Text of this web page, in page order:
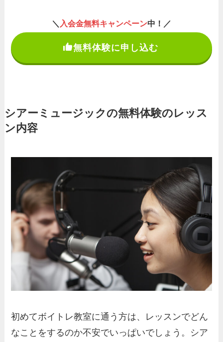
＼ 入会金無料キャンペーン中！／
無料体験に申し込む
シアーミュージックの無料体験のレッス
ン内容
初めてボイトレ教室に通う方は、レッスンでどん
なことをするのか不安でいっぱいでしょう。シア